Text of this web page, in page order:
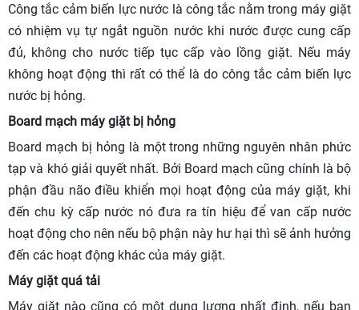
Công tắc cảm biến lực nước là công tắc nằm trong máy giặt
có nhiệm vụ tự ngắt nguồn nước khi nước được cung cấp
đủ, không cho nước tiếp tục cấp vào lồng giặt. Nếu máy
không hoạt động thì rất có thể là do công tắc cảm biến lực
nước bị hỏng.
Board mạch máy giặt bị hỏng
Board mạch bị hỏng là một trong những nguyên nhân phức
tạp và khó giải quyết nhất. Bởi Board mạch cũng chính là bộ
phận đầu não điều khiển mọi hoạt động của máy giặt, khi
đến chu kỳ cấp nước nó đưa ra tín hiệu để van cấp nước
hoạt động cho nên nếu bộ phận này hư hại thì sẽ ảnh hưởng
đến các hoạt động khác của máy giặt.
Máy giặt quá tải
Máy giặt nào cũng có một dung lượng nhất định, nếu bạn